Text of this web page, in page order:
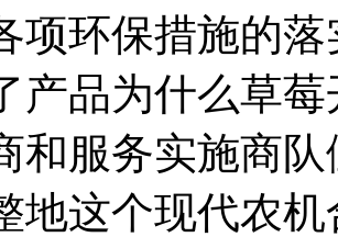
项环保措施的
产品为什么草
和服务实施商
地这个现代农